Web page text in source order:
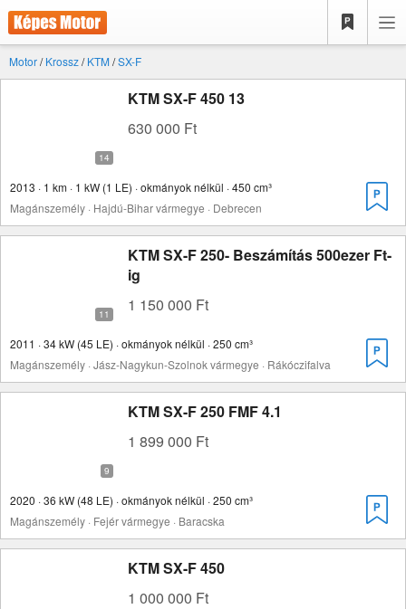
Motor/Krossz/KTM/SX-F
KTM SX-F 450 13
630 000 Ft
2013 · 1 km · 1 kW (1 LE) · okmányok nélkül · 450 cm³
Magánszemély · Hajdú-Bihar vármegye · Debrecen
KTM SX-F 250- Beszámítás 500ezer Ft-
ig
1 150 000 Ft
2011 · 34 kW (45 LE) · okmányok nélkül · 250 cm³
Magánszemély · Jász-Nagykun-Szolnok vármegye · Rákóczifalva
KTM SX-F 250 FMF 4.1
1 899 000 Ft
2020 · 36 kW (48 LE) · okmányok nélkül · 250 cm³
Magánszemély · Fejér vármegye · Baracska
KTM SX-F 450
1 000 000 Ft